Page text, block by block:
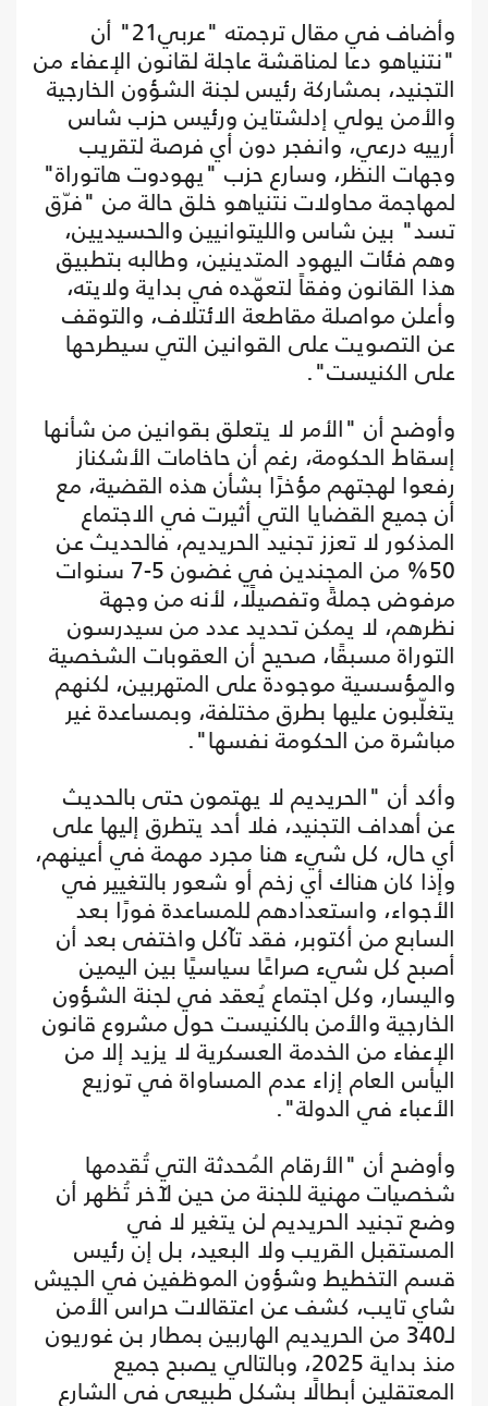
وأضاف في مقال ترجمته "عربي21" أن
"نتنياهو دعا لمناقشة عاجلة لقانون الإعفاء من
التجنيد، بمشاركة رئيس لجنة الشؤون الخارجية
والأمن يولي إدلشتاين ورئيس حزب شاس
أرييه درعي، وانفجر دون أي فرصة لتقريب
وجهات النظر، وسارع حزب "يهودوت هاتوراة"
لمهاجمة محاولات نتنياهو خلق حالة من "فرّق
تسد" بين شاس والليتوانيين والحسيديين،
وهم فئات اليهود المتدينين، وطالبه بتطبيق
هذا القانون وفقاً لتعهّده في بداية ولايته،
وأعلن مواصلة مقاطعة الائتلاف، والتوقف
عن التصويت على القوانين التي سيطرحها
على الكنيست".
وأوضح أن "الأمر لا يتعلق بقوانين من شأنها
إسقاط الحكومة، رغم أن حاخامات الأشكناز
رفعوا لهجتهم مؤخرًا بشأن هذه القضية، مع
أن جميع القضايا التي أثيرت في الاجتماع
المذكور لا تعزز تجنيد الحريديم، فالحديث عن
50% من المجندين في غضون 5-7 سنوات
مرفوض جملةً وتفصيلًا، لأنه من وجهة
نظرهم، لا يمكن تحديد عدد من سيدرسون
التوراة مسبقًا، صحيح أن العقوبات الشخصية
والمؤسسية موجودة على المتهربين، لكنهم
يتغلّبون عليها بطرق مختلفة، وبمساعدة غير
مباشرة من الحكومة نفسها".
وأكد أن "الحريديم لا يهتمون حتى بالحديث
عن أهداف التجنيد، فلا أحد يتطرق إليها على
أي حال، كل شيء هنا مجرد مهمة في أعينهم،
وإذا كان هناك أي زخم أو شعور بالتغيير في
الأجواء، واستعدادهم للمساعدة فورًا بعد
السابع من أكتوبر، فقد تآكل واختفى بعد أن
أصبح كل شيء صراعًا سياسيًا بين اليمين
واليسار، وكل اجتماع يُعقد في لجنة الشؤون
الخارجية والأمن بالكنيست حول مشروع قانون
الإعفاء من الخدمة العسكرية لا يزيد إلا من
اليأس العام إزاء عدم المساواة في توزيع
الأعباء في الدولة".
وأوضح أن "الأرقام المُحدثة التي تُقدمها
شخصيات مهنية للجنة من حين لآخر تُظهر أن
وضع تجنيد الحريديم لن يتغير لا في
المستقبل القريب ولا البعيد، بل إن رئيس
قسم التخطيط وشؤون الموظفين في الجيش
شاي تايب، كشف عن اعتقالات حراس الأمن
لـ340 من الحريديم الهاربين بمطار بن غوريون
منذ بداية 2025، وبالتالي يصبح جميع
المعتقلين أبطالًا بشكل طبيعي في الشارع